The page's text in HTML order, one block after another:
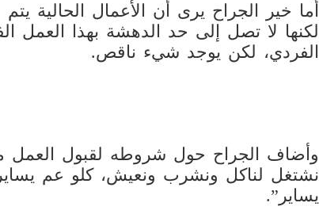
أما خير الجراح يرى أن الأعمال الحالية يتم
لكنها لا تصل إلى حد الدهشة بهذا العمل
الفردي، لكن يوجد شيء ناقص.
وأضاف الجراح حول شروطه لقبول العمل
نشتغل لناكل ونشرب ونعيش، كلو عم
يساير”.